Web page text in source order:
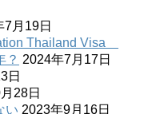
7月19日
Thailand Visa
？ 2024年7月17日
日
28日
い 2023年9月16日